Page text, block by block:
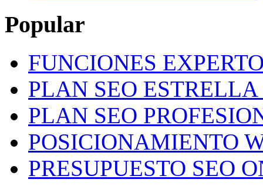
Popular
FUNCIONES
PLAN SEO
PLAN SEO
POSICIONAMIENTO
PRESUPUESTO SEO